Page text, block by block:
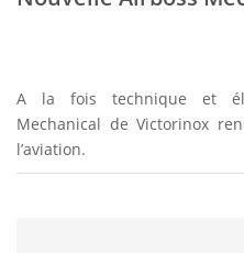
A la fois technique et
Mechanical de Victorinox
l’aviation.